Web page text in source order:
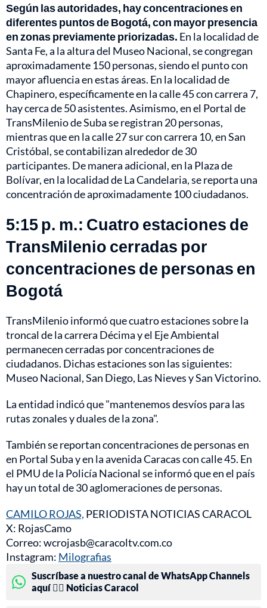
Según las autoridades, hay concentraciones en
diferentes puntos de Bogotá, con mayor presencia
en zonas previamente priorizadas. En la localidad de
Santa Fe, a la altura del Museo Nacional, se congregan
aproximadamente 150 personas, siendo el punto con
mayor afluencia en estas áreas. En la localidad de
Chapinero, específicamente en la calle 45 con carrera 7,
hay cerca de 50 asistentes. Asimismo, en el Portal de
TransMilenio de Suba se registran 20 personas,
mientras que en la calle 27 sur con carrera 10, en San
Cristóbal, se contabilizan alrededor de 30
participantes. De manera adicional, en la Plaza de
Bolívar, en la localidad de La Candelaria, se reporta una
concentración de aproximadamente 100 ciudadanos.
5:15 p. m.: Cuatro estaciones de
TransMilenio cerradas por
concentraciones de personas en
Bogotá
TransMilenio informó que cuatro estaciones sobre la
troncal de la carrera Décima y el Eje Ambiental
permanecen cerradas por concentraciones de
ciudadanos. Dichas estaciones son las siguientes:
Museo Nacional, San Diego, Las Nieves y San Victorino.
La entidad indicó que "mantenemos desvíos para las
rutas zonales y duales de la zona".
También se reportan concentraciones de personas en
en Portal Suba y en la avenida Caracas con calle 45. En
el PMU de la Policía Nacional se informó que en el país
hay un total de 30 aglomeraciones de personas.
CAMILO ROJAS, PERIODISTA NOTICIAS CARACOL
X: RojasCamo
Correo: wcrojasb@caracoltv.com.co
Instagram: Milografias
Suscríbase a nuestro canal de WhatsApp Channels
aquí 👉🏻 Noticias Caracol